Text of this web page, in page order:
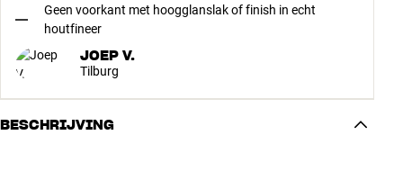
Geen voorkant met hoogglanslak of finish in echt
houtfineer
JOEP V.
Tilburg
BESCHRIJVING